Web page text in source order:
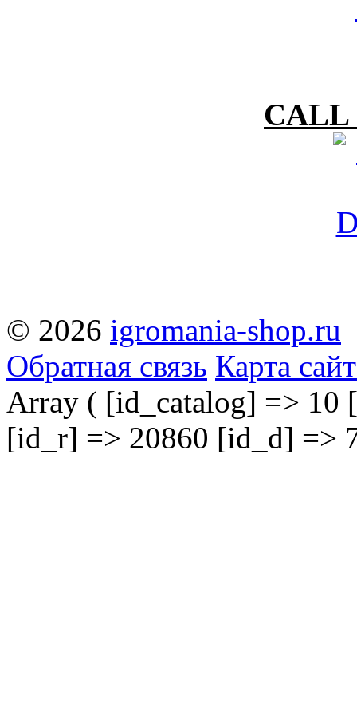
CALL
© 2026 igromania-shop.ru
Обратная связь Карта
Array ( [id_catalog] =>
[id_r] => 20860 [id_d] =>